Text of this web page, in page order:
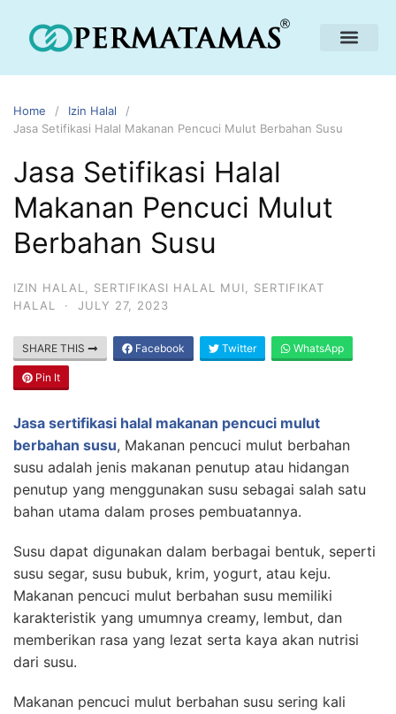
Home
Izin Halal
Jasa Setifikasi Halal Makanan Pencuci Mulut Berbahan Susu
Jasa Setifikasi Halal
Makanan Pencuci Mulut
Berbahan Susu
IZIN HALAL SERTIFIKASI HALAL MUI
SERTIFIKAT
HALAL
· JULY 27, 2023
SHARE THIS Facebook Twitter WhatsApp
Pin It
Jasa sertifikasi halal makanan pencuci mulut
berbahan susu, Makanan pencuci mulut berbahan
susu adalah jenis makanan penutup atau hidangan
penutup yang menggunakan susu sebagai salah satu
bahan utama dalam proses pembuatannya.
Susu dapat digunakan dalam berbagai bentuk, seperti
susu segar, susu bubuk, krim, yogurt, atau keju.
Makanan pencuci mulut berbahan susu memiliki
karakteristik yang umumnya creamy, lembut, dan
memberikan rasa yang lezat serta kaya akan nutrisi
dari susu.
Makanan pencuci mulut berbahan susu sering kali